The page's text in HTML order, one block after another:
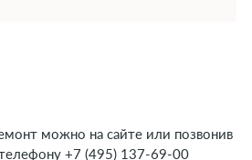
можно на сайте или позвонив
+7 (495) 137-69-00